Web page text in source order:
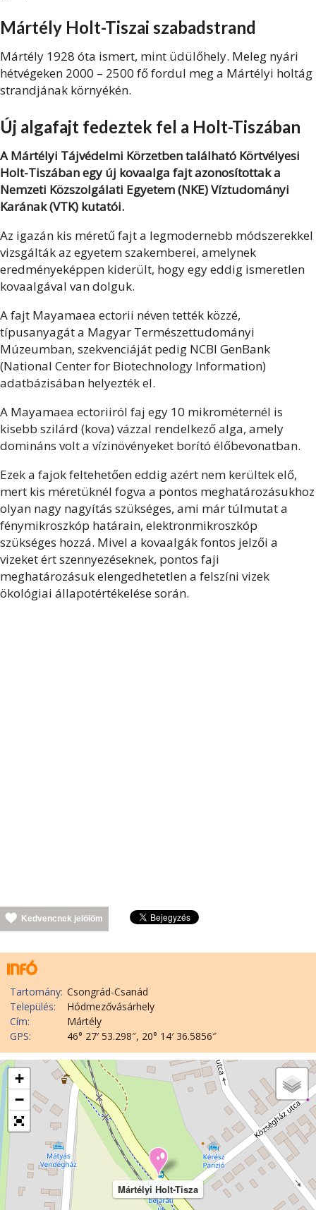
Mártély Holt-Tiszai szabadstrand
Mártély 1928 óta ismert, mint üdülőhely. Meleg nyári
hétvégeken 2000 – 2500 fő fordul meg a Mártélyi holtág
strandjának környékén.
Új algafajt fedeztek fel a Holt-Tiszában
A Mártélyi Tájvédelmi Körzetben található Körtvélyesi
Holt-Tiszában egy új kovaalga fajt azonosítottak a
Nemzeti Közszolgálati Egyetem (NKE) Víztudományi
Karának (VTK) kutatói.
Az igazán kis méretű fajt a legmodernebb módszerekkel
vizsgálták az egyetem szakemberei, amelynek
eredményeképpen kiderült, hogy egy eddig ismeretlen
kovaalgával van dolguk.
A fajt Mayamaea ectorii néven tették közzé,
típusanyagát a Magyar Természettudományi
Múzeumban, szekvenciáját pedig NCBI GenBank
(National Center for Biotechnology Information)
adatbázisában helyezték el.
A Mayamaea ectoriiról faj egy 10 mikrométernél is
kisebb szilárd (kova) vázzal rendelkező alga, amely
domináns volt a vízinövényeket borító élőbevonatban.
Ezek a fajok feltehetően eddig azért nem kerültek elő,
mert kis méretüknél fogva a pontos meghatározásukhoz
olyan nagy nagyítás szükséges, ami már túlmutat a
fénymikroszkóp határain, elektronmikroszkóp
szükséges hozzá. Mivel a kovaalgák fontos jelzői a
vizeket ért szennyezéseknek, pontos faji
meghatározásuk elengedhetetlen a felszíni vizek
ökológiai állapotértékelése során.
Kedvencnek jelölöm
Tartomány: Csongrád-Csanád
Település:
Hódmezővásárhely
Cím:
Mártély
GPS:
46° 27′ 53.298″, 20° 14′ 36.5856″
Mártélyi Holt-Tisza
+
−